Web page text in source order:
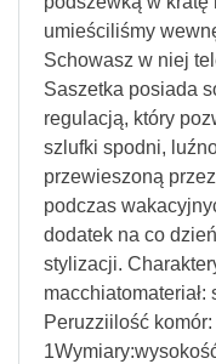
umieściliśmy
Schowasz w niej
Saszetka posiada
regulacją, który
szlufki spodni,
przewieszoną
podczas
dodatek na co
stylizacji.
Peruzziilość